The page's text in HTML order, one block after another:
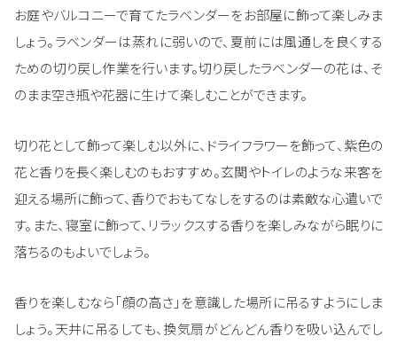
お庭やバルコニーで育てたラベンダーをお部屋に飾って楽しみま
しょう。ラベンダーは蒸れに弱いので、夏前には風通しを良くする
ための切り戻し作業を行います。切り戻したラベンダーの花は、そ
のまま空き瓶や花器に生けて楽しむことができます。
切り花として飾って楽しむ以外に、ドライフラワーを飾って、紫色の
花と香りを長く楽しむのもおすすめ。玄関やトイレのような来客を
迎える場所に飾って、香りでおもてなしをするのは素敵な心遣いで
す。また、寝室に飾って、リラックスする香りを楽しみながら眠りに
落ちるのもよいでしょう。
香りを楽しむなら「顔の高さ」を意識した場所に吊るすようにしま
しょう。天井に吊るしても、換気扇がどんどん香りを吸い込んでし